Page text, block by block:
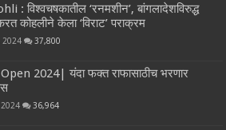
: विश्वचषकातील ‘रनमशीन’, बांगलादेशविरुद्ध
कोहलीने केला ‘विराट’ पराक्रम
2024 37,800
2024| यंदा फक्त राफासाठीच भरणार
36,964